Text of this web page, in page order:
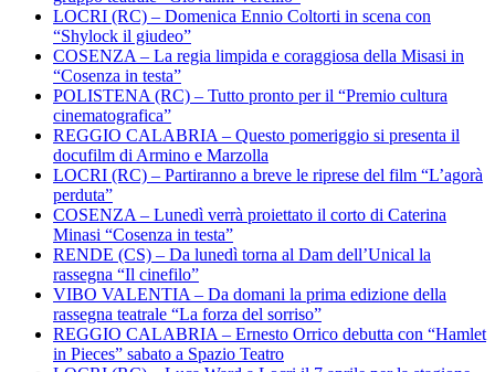
LOCRI (RC) – Domenica Ennio Coltorti in scena con
“Shylock il giudeo”
COSENZA – La regia limpida e coraggiosa della Misasi in
“Cosenza in testa”
POLISTENA (RC) – Tutto pronto per il “Premio cultura
cinematografica”
REGGIO CALABRIA – Questo pomeriggio si presenta il
docufilm di Armino e Marzolla
LOCRI (RC) – Partiranno a breve le riprese del film “L’agorà
perduta”
COSENZA – Lunedì verrà proiettato il corto di Caterina
Minasi “Cosenza in testa”
RENDE (CS) – Da lunedì torna al Dam dell’Unical la
rassegna “Il cinefilo”
VIBO VALENTIA – Da domani la prima edizione della
rassegna teatrale “La forza del sorriso”
REGGIO CALABRIA – Ernesto Orrico debutta con “Hamlet
in Pieces” sabato a Spazio Teatro